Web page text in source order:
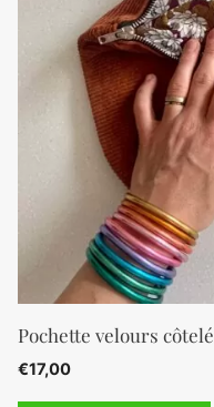
Pochette velours
€17,00